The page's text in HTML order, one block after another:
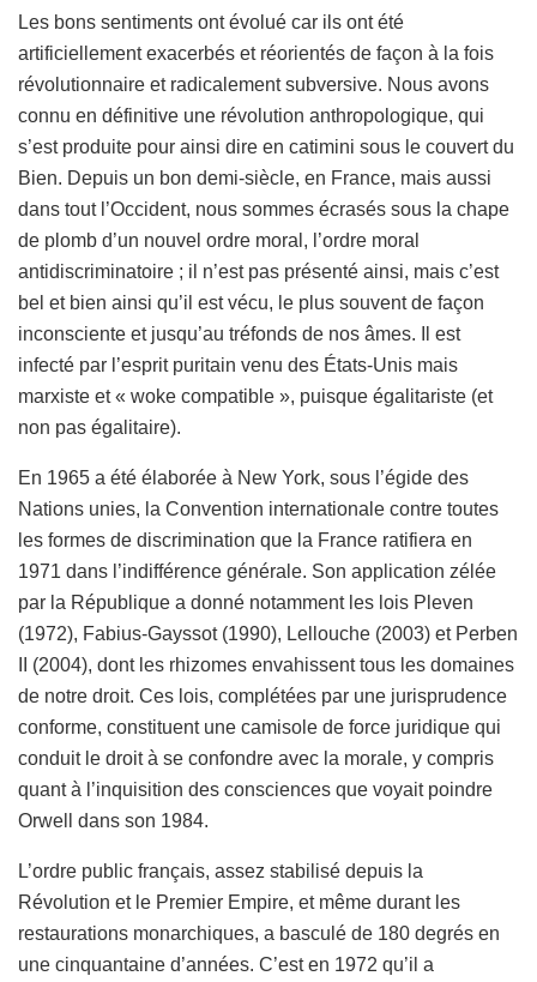
Les bons sentiments ont évolué car ils ont été
artificiellement exacerbés et réorientés de façon à la fois
révolutionnaire et radicalement subversive. Nous avons
connu en définitive une révolution anthropologique, qui
s’est produite pour ainsi dire en catimini sous le couvert du
Bien. Depuis un bon demi-siècle, en France, mais aussi
dans tout l’Occident, nous sommes écrasés sous la chape
de plomb d’un nouvel ordre moral, l’ordre moral
antidiscriminatoire ; il n’est pas présenté ainsi, mais c’est
bel et bien ainsi qu’il est vécu, le plus souvent de façon
inconsciente et jusqu’au tréfonds de nos âmes. Il est
infecté par l’esprit puritain venu des États-Unis mais
marxiste et « woke compatible », puisque égalitariste (et
non pas égalitaire).
En 1965 a été élaborée à New York, sous l’égide des
Nations unies, la Convention internationale contre toutes
les formes de discrimination que la France ratifiera en
1971 dans l’indifférence générale. Son application zélée
par la République a donné notamment les lois Pleven
(1972), Fabius-Gayssot (1990), Lellouche (2003) et Perben
II (2004), dont les rhizomes envahissent tous les domaines
de notre droit. Ces lois, complétées par une jurisprudence
conforme, constituent une camisole de force juridique qui
conduit le droit à se confondre avec la morale, y compris
quant à l’inquisition des consciences que voyait poindre
Orwell dans son 1984.
L’ordre public français, assez stabilisé depuis la
Révolution et le Premier Empire, et même durant les
restaurations monarchiques, a basculé de 180 degrés en
une cinquantaine d’années. C’est en 1972 qu’il a